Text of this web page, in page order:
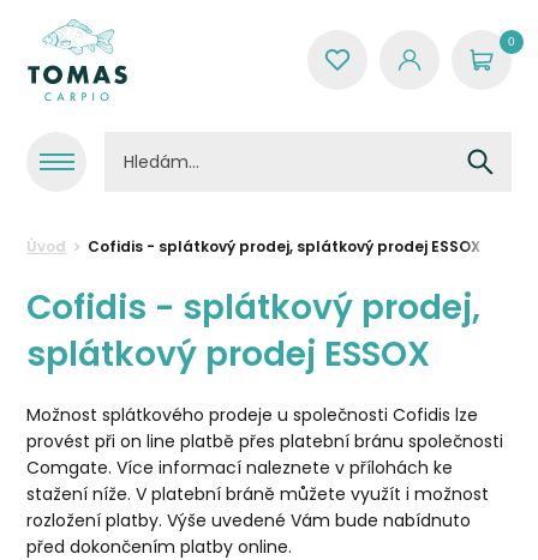
0
Úvod Cofidis - splátkový prodej, splátkový prodej ESSOX
Cofidis - splátkový prodej,
splátkový prodej ESSOX
Možnost splátkového prodeje u společnosti Cofidis lze
provést při on line platbě přes platební bránu společnosti
Comgate. Více informací naleznete v přílohách ke
stažení níže. V platební bráně můžete využít i možnost
rozložení platby. Výše uvedené Vám bude nabídnuto
před dokončením platby online.